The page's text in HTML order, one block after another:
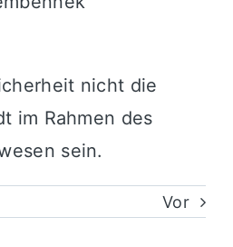
nicht die
im Rahmen des
sein.
Vor